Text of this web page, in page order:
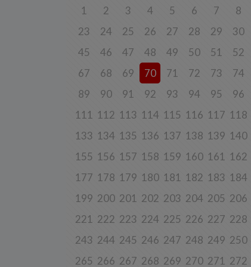
1 2 3 4 5 6 7 8
23
24 25 26 27 28 29 30
45
46 47 48 49 50 51 52
67
68 69 70 71 72 73 74
89
90 91 92 93 94 95 96
111
112 113 114 115 116 117 118
133 134 135 136 137 138 139 140
155 156 157 158 159 160 161 162
177 178 179 180 181 182 183 184
199 200 201 202 203 204 205 206
221 222 223 224 225 226 227 228
243 244 245 246 247 248 249 250
265 266 267 268 269 270 271 272
w
6.
7.
a)
b)